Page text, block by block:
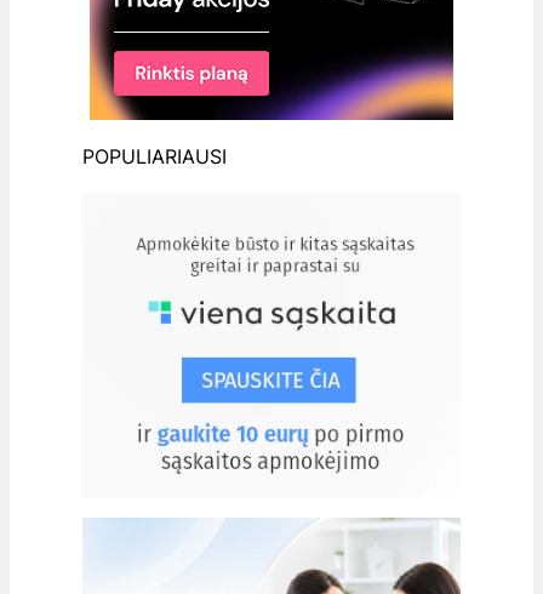
POPULIARIAUSI